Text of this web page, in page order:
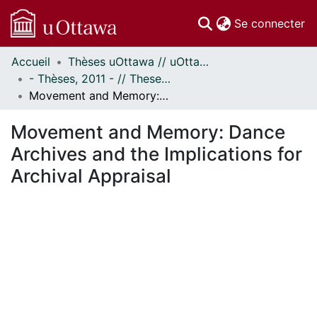
Se connecter
Communautés
et collections
Parcourir
À propos
Accueil
Thèses uOttawa // uOttawa Theses
- Thèses, 2011 - // Theses, 2011 -
Movement and Memory: Dance Archives and the Implications for Archival Appraisal
Movement and Memory: Dance
Archives and the Implications for
Archival Appraisal